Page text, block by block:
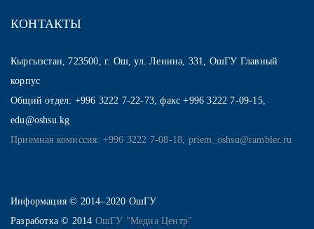
КОНТАКТЫ
Кыргызстан, 723500, г. Ош, ул. Ленина, 331, ОшГУ Главный
корпус
Общий отдел: +996 3222 7-22-73, факс +996 3222 7-09-15,
edu@oshsu.kg
Приемная комиссия: +996 3222 7-08-18, priem_oshsu@rambler.ru
Информация © 2014–2020 ОшГУ
Разработка © 2014 ОшГУ "Медиа Центр"